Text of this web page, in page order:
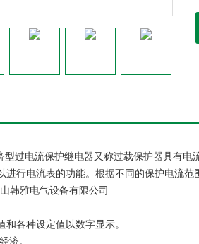
过电流保护继电器又称过载保护器具有电
行电流表的功能。根据不同的保护电流范
韩雅电气设备有限公司
各种设定值以数字显示。
济。